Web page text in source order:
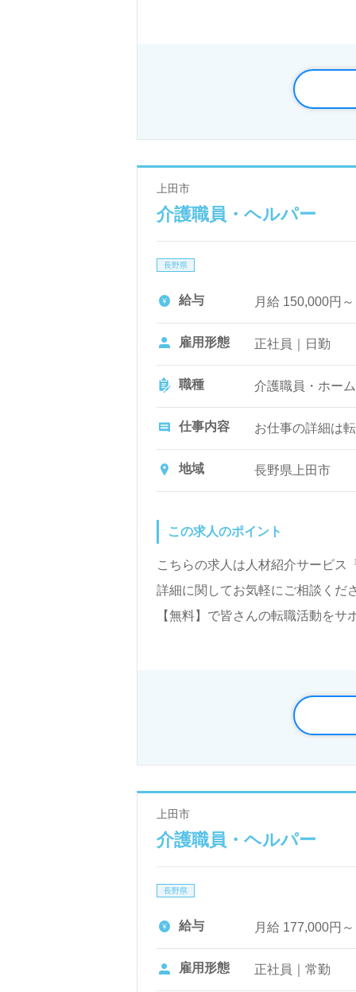
上田市
介護職員・ヘルパー
長野県
給与 月給 150,000円
雇用形態 正社員｜日勤
職種 介護職員・ホー
仕事内容 お仕事の詳細は
地域 長野県上田市
この求人のポイント
こちらの求人は人材紹介サービス
詳細に関してお気軽にご相談くだ
【無料】で皆さんの転職活動をサ
上田市
介護職員・ヘルパー
長野県
給与 月給 177,000円
雇用形態 正社員｜常勤